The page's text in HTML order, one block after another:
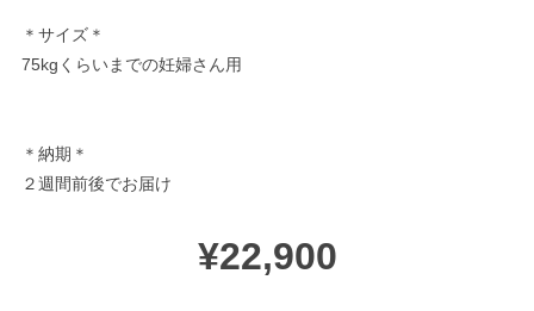
＊サイズ＊
75kgくらいまでの妊婦さん用
＊納期＊
２週間前後でお届け
¥22,900